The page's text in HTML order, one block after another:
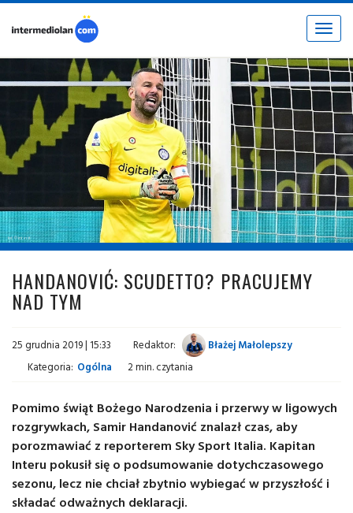
Toggle
fot. © inter.it
HANDANOVIĆ: SCUDETTO? PRACUJEMY
NAD TYM
25 grudnia 2019 | 15:33 Redaktor:
Błażej Małolepszy
Kategoria: Ogólna 2 min. czytania
Pomimo świąt Bożego Narodzenia i przerwy w ligowych
rozgrywkach, Samir Handanović znalazł czas, aby
porozmawiać z reporterem Sky Sport Italia. Kapitan
Interu pokusił się o podsumowanie dotychczasowego
sezonu, lecz nie chciał zbytnio wybiegać w przyszłość i
składać odważnych deklaracji.